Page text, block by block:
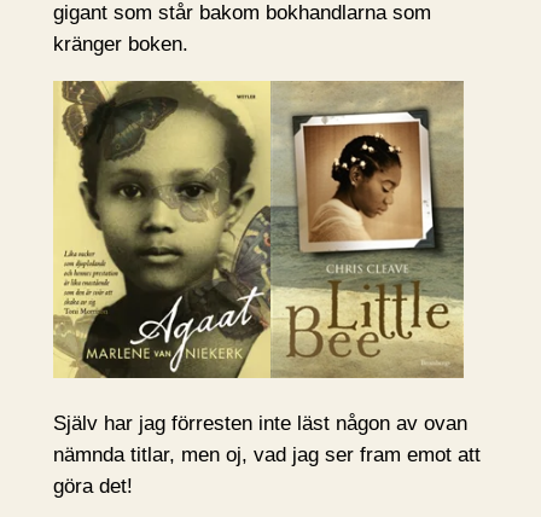
gigant som står bakom bokhandlarna som
kränger boken.
Själv har jag förresten inte läst någon av ovan
nämnda titlar, men oj, vad jag ser fram emot att
göra det!